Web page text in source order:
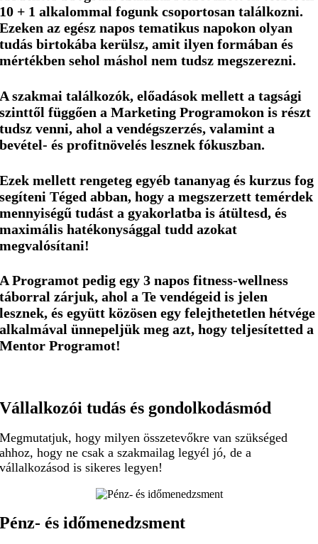
10 + 1 alkalommal fogunk csoportosan találkozni.
Ezeken az egész napos tematikus napokonolyan
tudás birtokába kerülsz, amit ilyen formában és
mértékbensehol máshol nem tudsz megszerezni.
A szakmai találkozók, előadások mellett a tagsági
szinttől függően aMarketing Programokon is részt
tudsz venni, ahol a vendégszerzés, valamint a
bevétel- és profitnövelés lesznek fókuszban.
Ezek mellettrengeteg egyéb tananyag és kurzus fog
segíteni Téged abban, hogy a megszerzett temérdek
mennyiségűtudást a gyakorlatba is átültesd, és
maximális hatékonysággal tudd azokat
megvalósítani!
A Programot pedig egy3 napos fitness-wellness
táborral zárjuk, ahol a Te vendégeid is jelen
lesznek, és együtt közösen egyfelejthetetlen hétvége
alkalmával ünnepeljük meg azt,hogy teljesítetted a
Mentor Programot!
Vállalkozói tudás és gondolkodásmód
Megmutatjuk, hogy milyen összetevőkre van szükséged
ahhoz, hogy ne csak a szakmailag legyél jó, de a
vállalkozásod is sikeres legyen!
Pénz- és időmenedzsment